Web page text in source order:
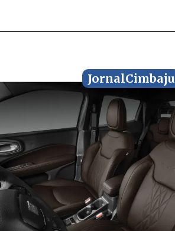
JornalCimbaju
JornalCimbaju